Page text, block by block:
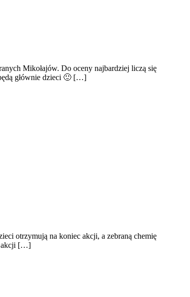
Mikołajów. Do oceny najbardziej liczą się
głównie dzieci 🙂 […]
otrzymują na koniec akcji, a zebraną chemię
akcji […]